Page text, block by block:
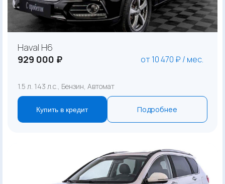
Haval H6
929 000 ₽
от 10 470 ₽ / мес.
1.5 л. 143 л.с., Бензин, Автомат
Купить в кредит Подробнее